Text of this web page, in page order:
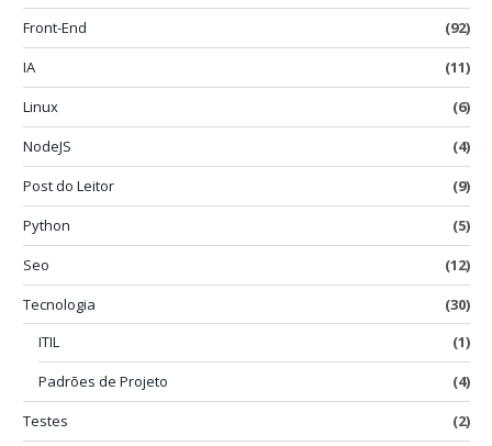
Front-End
(92)
IA
(11)
Linux
(6)
NodeJS
(4)
Post do Leitor
(9)
Python
(5)
Seo
(12)
Tecnologia
(30)
ITIL
(1)
Padrões de Projeto
(4)
Testes
(2)